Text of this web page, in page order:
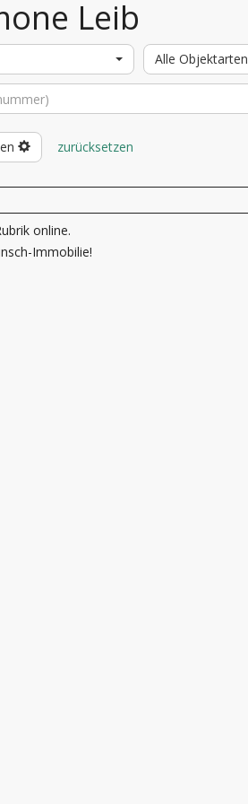
Leib
Alle Objektarten
zurücksetzen
online.
Immobilie!